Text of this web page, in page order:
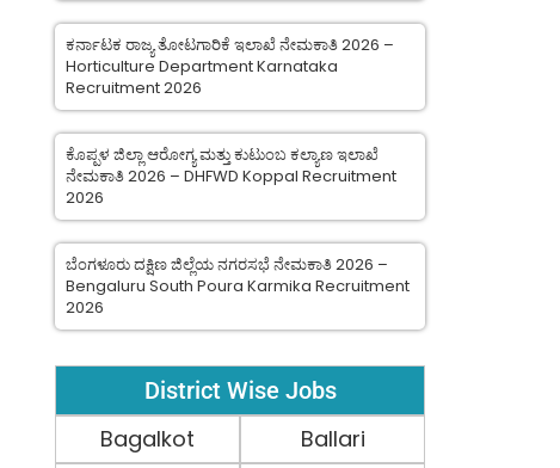
ಕರ್ನಾಟಕ ರಾಜ್ಯ ತೋಟಗಾರಿಕೆ ಇಲಾಖೆ ನೇಮಕಾತಿ 2026 –
Horticulture Department Karnataka
Recruitment 2026
ಕೊಪ್ಪಳ ಜಿಲ್ಲಾ ಆರೋಗ್ಯ ಮತ್ತು ಕುಟುಂಬ ಕಲ್ಯಾಣ ಇಲಾಖೆ
ನೇಮಕಾತಿ 2026 – DHFWD Koppal Recruitment
2026
ಬೆಂಗಳೂರು ದಕ್ಷಿಣ ಜಿಲ್ಲೆಯ ನಗರಸಭೆ ನೇಮಕಾತಿ 2026 –
Bengaluru South Poura Karmika Recruitment
2026
District Wise Jobs
Bagalkot
Ballari